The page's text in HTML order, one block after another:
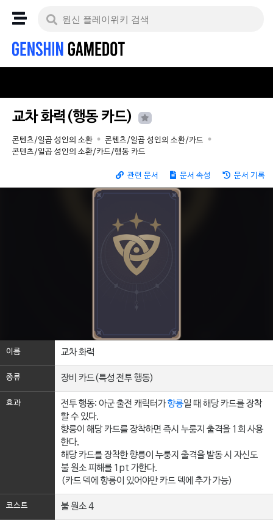
교차 화력(행동 카드)
콘텐츠/일곱 성인의 소환
콘텐츠/일곱 성인의 소환/카드
콘텐츠/일곱 성인의 소환/카드/행동 카드
관련 문서 문서 속성 문서 기록
이름 교차 화력
종류 장비 카드(특성 전투 행동)
효과 전투 행동: 아군 출전 캐릭터가향릉일 때 해당 카드를 장착
할 수 있다.
향릉이 해당 카드를 장착하면 즉시 누룽지 출격을 1회 사용
한다.
해당 카드를 장착한 향릉이 누룽지 출격을 발동 시 자신도
불 원소 피해를 1pt 가한다.
(카드 덱에 향릉이 있어야만 카드 덱에 추가 가능)
코스트 불 원소 4